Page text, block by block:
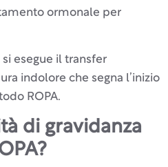
ormonale per
esegue il transfer
indolore che segna l’inizio
ROPA.
di gravidanza